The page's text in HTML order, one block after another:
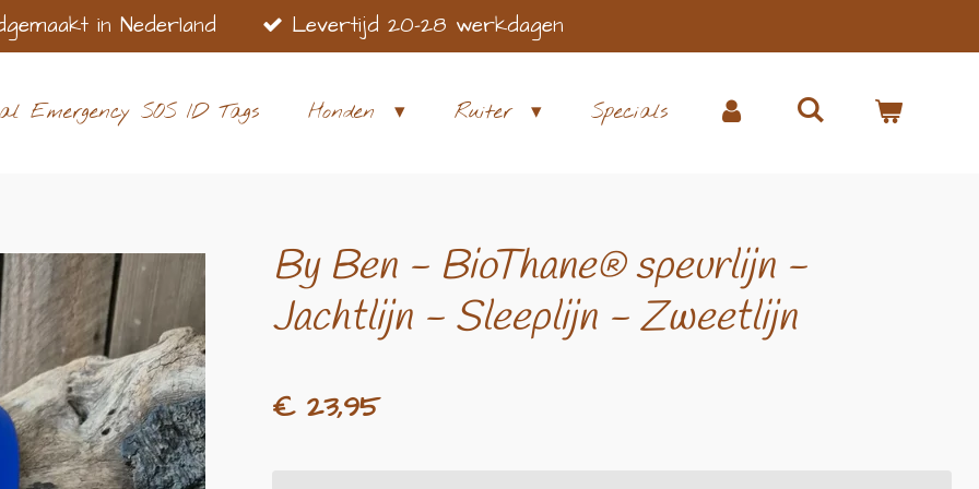
in Nederland Levertijd 20-28 werkdagen
Emergency SOS ID Tags Honden Ruiter Specials
By Ben - BioThane® speurlijn -
Jachtlijn - Sleeplijn - Zweetlijn
€ 23,95